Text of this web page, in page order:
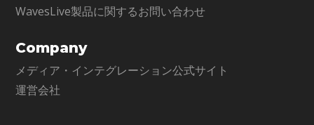
WavesLive製品に関するお問い合わせ
Company
メディア・インテグレーション公式サイト
運営会社